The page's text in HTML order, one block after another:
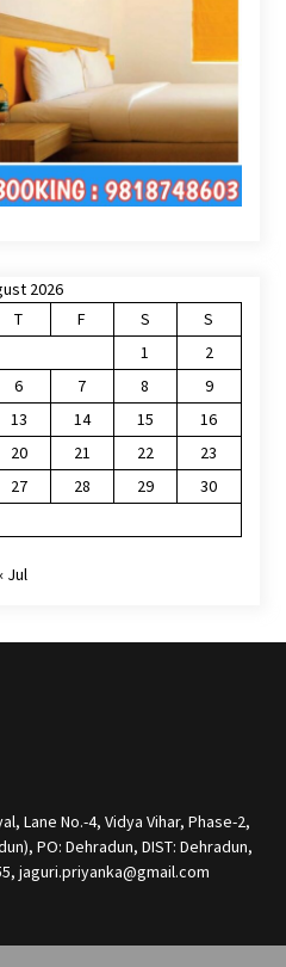
2026
T F S
S
1
2
6 7 8
9
13 14 15
16
20 21 22
23
27 28 29
30
Jul
Lane No.-4, Vidya Vihar, Phase-2,
PO: Dehradun, DIST: Dehradun,
jaguri.priyanka@gmail.com